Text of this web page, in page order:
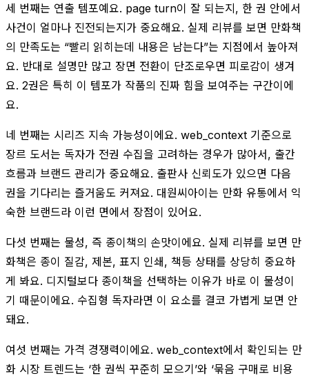
세 번째는 연출 템포예요. page turn이 잘 되는지, 한 권 안에서
사건이 얼마나 진전되는지가 중요해요. 실제 리뷰를 보면 만화책
의 만족도는 “빨리 읽히는데 내용은 남는다”는 지점에서 높아져
요. 반대로 설명만 많고 장면 전환이 단조로우면 피로감이 생겨
요. 2권은 특히 이 템포가 작품의 진짜 힘을 보여주는 구간이에
요.
네 번째는 시리즈 지속 가능성이에요. web_context 기준으로
장르 도서는 독자가 전권 수집을 고려하는 경우가 많아서, 출간
흐름과 브랜드 관리가 중요해요. 출판사 신뢰도가 있으면 다음
권을 기다리는 즐거움도 커져요. 대원씨아이는 만화 유통에서 익
숙한 브랜드라 이런 면에서 장점이 있어요.
다섯 번째는 물성, 즉 종이책의 손맛이에요. 실제 리뷰를 보면 만
화책은 종이 질감, 제본, 표지 인쇄, 책등 상태를 상당히 중요하
게 봐요. 디지털보다 종이책을 선택하는 이유가 바로 이 물성이
기 때문이에요. 수집형 독자라면 이 요소를 결코 가볍게 보면 안
돼요.
여섯 번째는 가격 경쟁력이에요. web_context에서 확인되는 만
화 시장 트렌드는 ‘한 권씩 꾸준히 모으기’와 ‘묶음 구매로 비용